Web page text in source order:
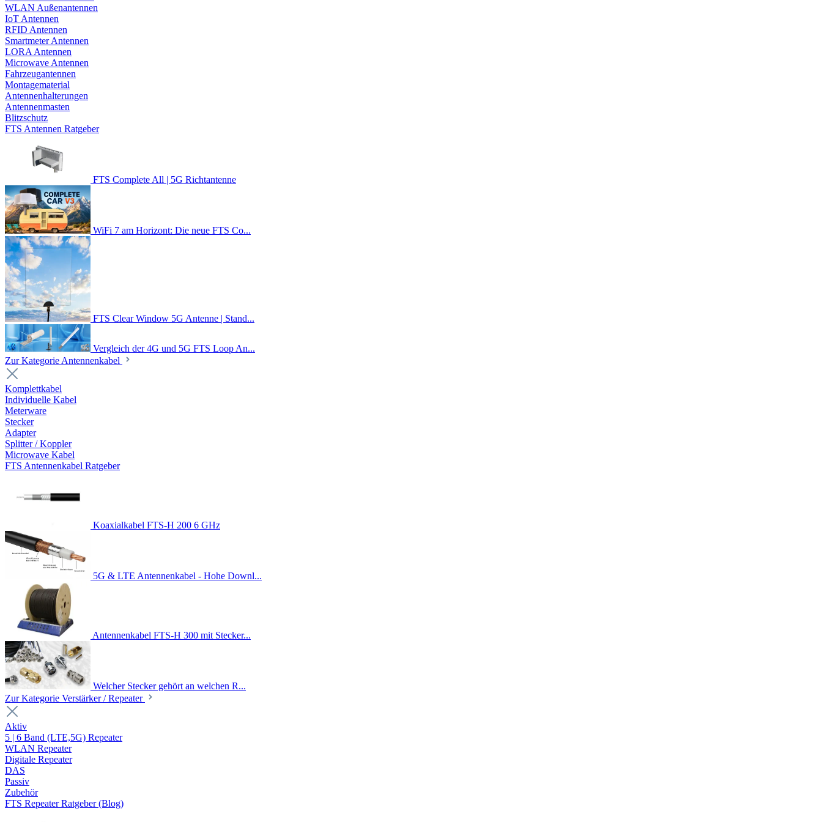
WLAN Außenantennen
IoT Antennen
RFID Antennen
Smartmeter Antennen
LORA Antennen
Microwave Antennen
Fahrzeugantennen
Montagematerial
Antennenhalterungen
Antennenmasten
Blitzschutz
FTS Antennen Ratgeber
FTS Complete All | 5G Richtantenne
WiFi 7 am Horizont: Die neue FTS Co...
FTS Clear Window 5G Antenne | Stand...
Vergleich der 4G und 5G FTS Loop An...
Zur Kategorie Antennenkabel
Komplettkabel
Individuelle Kabel
Meterware
Stecker
Adapter
Splitter / Koppler
Microwave Kabel
FTS Antennenkabel Ratgeber
Koaxialkabel FTS-H 200 6 GHz
5G & LTE Antennenkabel - Hohe Downl...
Antennenkabel FTS-H 300 mit Stecker...
Welcher Stecker gehört an welchen R...
Zur Kategorie Verstärker / Repeater
Aktiv
5 | 6 Band (LTE,5G) Repeater
WLAN Repeater
Digitale Repeater
DAS
Passiv
Zubehör
FTS Repeater Ratgeber (Blog)